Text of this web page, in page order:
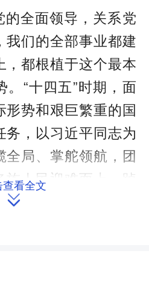
的全面领导，关系党
我们的全部事业都建
，都根植于这个最本
。“十四五”时期，面
形势和艰巨繁重的国
务，以习近平同志为
全局、掌舵领航，团
族人民迎难而上、踔
经济社会发展取得新
查看全文
